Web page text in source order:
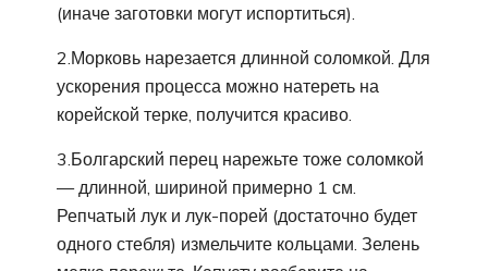
(иначе заготовки могут испортиться).
2.Морковь нарезается длинной соломкой. Для
ускорения процесса можно натереть на
корейской терке, получится красиво.
3.Болгарский перец нарежьте тоже соломкой
— длинной, шириной примерно 1 см.
Репчатый лук и лук-порей (достаточно будет
одного стебля) измельчите кольцами. Зелень